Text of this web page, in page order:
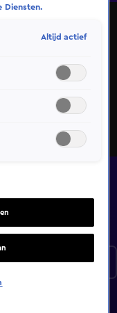
veel te duur en
Martien
Martien is ervan
leefden en
zich door een
klederdracht.
Diensten.
Altijd actief